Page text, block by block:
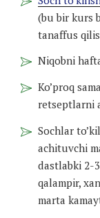
(bu bir kurs
tanaffus
Niqobni
Ko’proq
retseptlarni
Sochlar
achituvchi
dastlabki 2-
qalampir,
marta